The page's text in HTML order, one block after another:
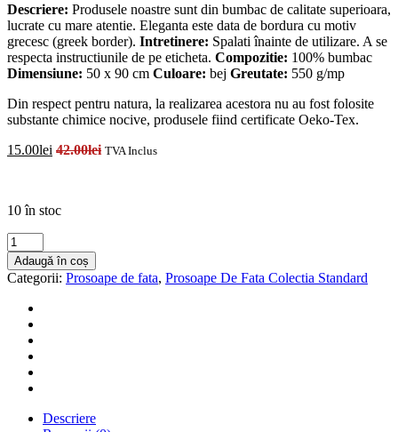
Descriere: Produsele noastre sunt din bumbac de calitate superioara,
lucrate cu mare atentie. Eleganta este data de bordura cu motiv
grecesc (greek border). Intretinere: Spalati înainte de utilizare. A se
respecta instructiunile de pe eticheta. Compozitie: 100% bumbac
Dimensiune: 50 x 90 cm Culoare: bej Greutate: 550 g/mp
Din respect pentru natura, la realizarea acestora nu au fost folosite
substante chimice nocive, produsele fiind certificate Oeko-Tex.
15.00lei 42.00lei TVA Inclus
10 în stoc
Cantitate
Prosop
de
fata
Bianca
Model
Grecesc
50×90
Adaugă în coș
Categorii: Prosoape de fata, Prosoape De Fata Colectia Standard
Descriere